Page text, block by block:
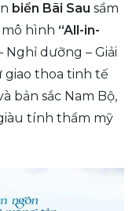
biển Bãi Sau sầm
hình “All-in-
Nghỉ dưỡng – Giải
giao thoa tinh tế
bản sắc Nam Bộ,
tính thẩm mỹ